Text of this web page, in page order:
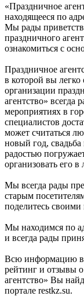
«Праздничное
находящееся по
Мы рады
праздничного
ознакомиться с
Праздничное
в которой вы
организации
агентство» всегда
мероприятиях в
специалистов
может считаться
новый год,
радостью
организовать его
Мы всегда рады
старым
поделитесь своими
Мы находимся по
и всегда рады
Всю информацию в
рейтинг и отзывы
агентство» Вы
портале restkz.su.